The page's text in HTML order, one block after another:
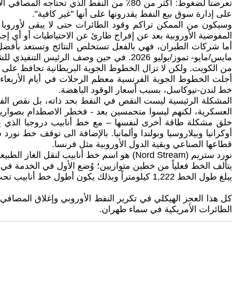
تعرضتا لضغوط: أكثر من 80٪ من النفط
على إدارة سوق بيع النفط يقدرونها على أنها "غير كافية".
وسيكون من الممكن تراكم وقود الطائرات حتى لا يبقى لأوروبا
المفوضية الأوروبية بعد عن إفراج طارئ عن الاحتياطيات أو
من الكويت. ولكن لا تزال الخطوط الجوية البريطانية تحافظ
خط لندن-نيوكاسل، بسبب أسعار الوقود الباهضة.
المشكلة الرئيسية ليست النقص في النفط بحد ذاته، بل نقص
العسكرية، لكنهم ليسوا متحمسين بعد - فخطر الاصطدام
أوكرانيا وبيلاروسيا وبولندا وألمانيا. بالإضافة الى توقف
قطاعها الصناعي وبقية الدول الأوروبية مثل فرنسا.
نورد ستريم (Nord Stream) هو اسم خط أنابيب لنقل الغاز الطبيعي من مدينة فيبورغ في روسيا إلى مدينة غرايفسفالد في ألمانيا.
يتألف الخط فعلياً من خطين متوازيين؛ وُضع الأول في الخدمة في شهر نوفمبر سنة 2011؛[1][2] أما الثاني فوضع
يبلغ طول الخط 1,222 كيلومتراً وبذلك يكون أطول خط أنابيب تحت البحر في العالم
كل هذا العجز الهيكلي في تكرير النفط الأوروبي وإغلاق
الطائرات الأمريكية في سماء طهران.